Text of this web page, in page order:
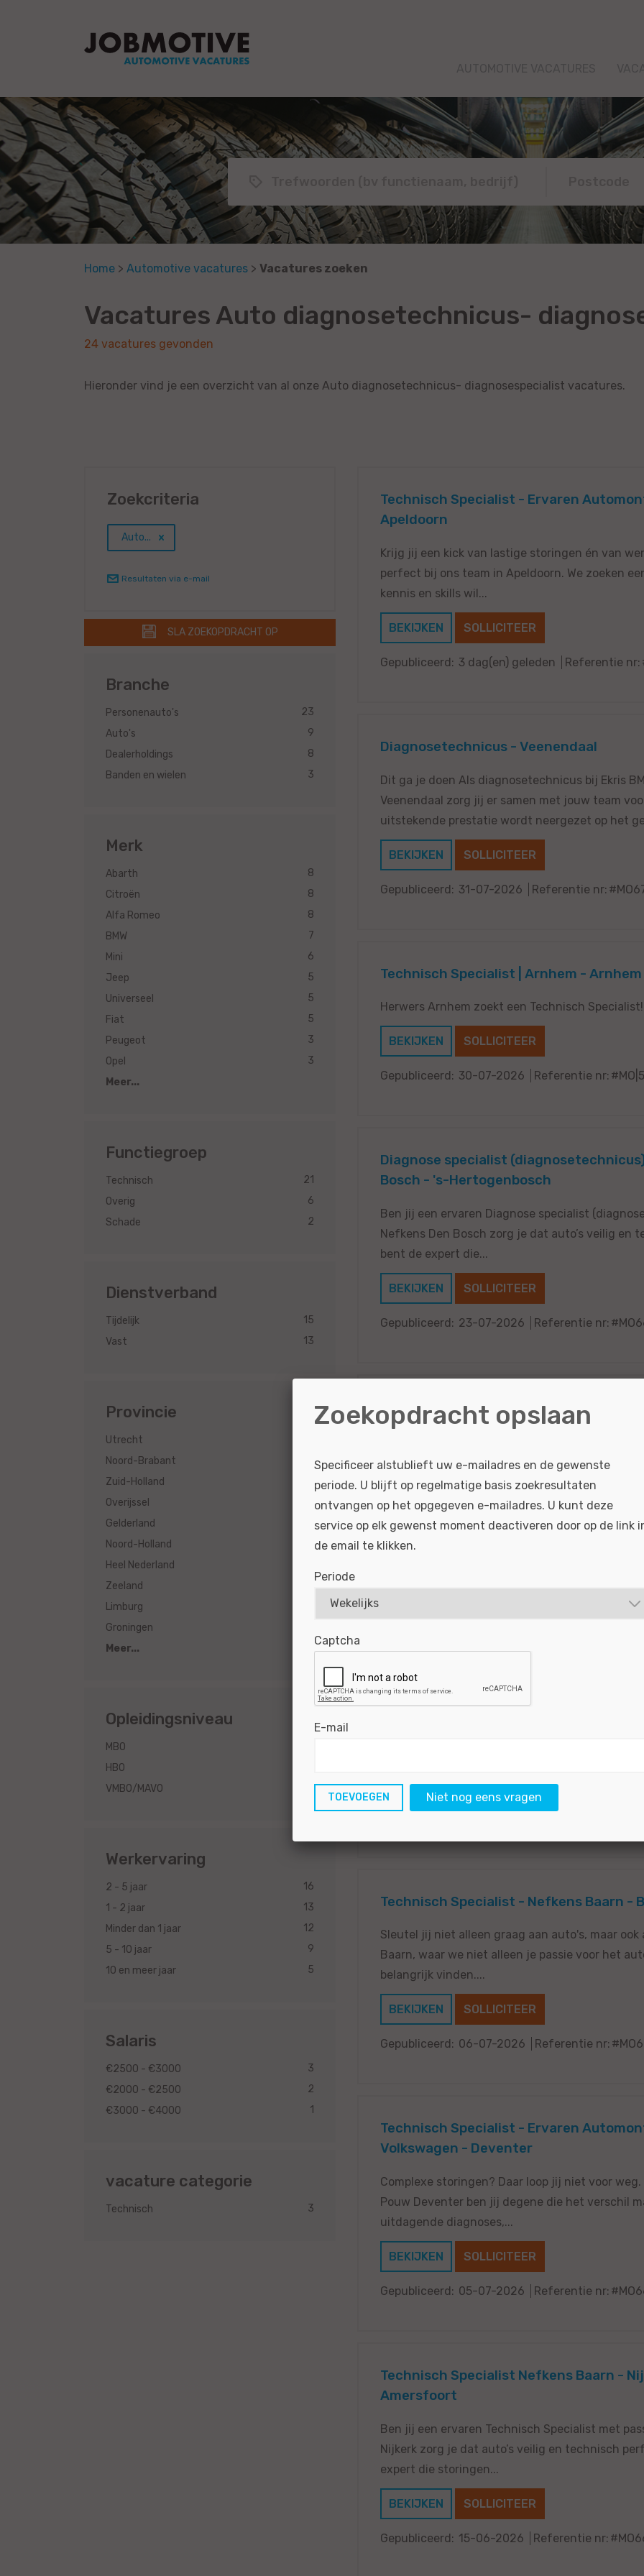
Home > Automotive vacatures > Vacatures zoeken
Vacatures Auto diagnosetechnicus-
24 vacatures gevonden
Hieronder vind je een overzicht van al onze Auto diagnosetechnicus- diagnosespecialist vacatures.
Technisch Specialist - Ervaren
Apeldoorn
Krijg jij een kick van lastige storingen én van
perfect bij ons team in Apeldoorn. We zoeken
kennis en skills wil...
BEKIJKEN SOLLICITEER
Gepubliceerd: 3 dag(en) geleden Referentie nr:
Diagnosetechnicus - Veenendaal
Dit ga je doen Als diagnosetechnicus bij Ekris
Veenendaal zorg jij er samen met jouw team
uitstekende prestatie wordt neergezet op het
BEKIJKEN SOLLICITEER
Gepubliceerd: 31-07-2026 Referentie nr:
Technisch Specialist | Arnhem - Arnhem
Herwers Arnhem zoekt een Technisch Specialist!
BEKIJKEN SOLLICITEER
Gepubliceerd: 30-07-2026 Referentie nr:
Diagnose specialist
Bosch - 's-Hertogenbosch
Ben jij een ervaren Diagnose specialist
Nefkens Den Bosch zorg je dat auto’s veilig
bent de expert die...
BEKIJKEN SOLLICITEER
Gepubliceerd: 23-07-2026 Referentie nr:
Technisch Specialist - Ervaren
Zwolle
Van een Audi A3 tot de volledig elektrische
techniek die blijft vernieuwen. Als Technisch
vraagbaak in de...
BEKIJKEN
Technisch Specialist - Ervaren
Deventer
Krijg jij een kick van lastige storingen én van
perfect bij ons team in Deventer. We zoeken
BEKIJKEN SOLLICITEER
Technisch Specialist - Nefkens Baarn -
Sleutel jij niet alleen graag aan auto's, maar
Baarn, waar we niet alleen je passie voor het
belangrijk vinden....
BEKIJKEN SOLLICITEER
Gepubliceerd: 06-07-2026 Referentie nr:
Technisch Specialist - Ervaren
Volkswagen - Deventer
Complexe storingen? Daar loop jij niet voor
Pouw Deventer ben jij degene die het verschil
uitdagende diagnoses,...
BEKIJKEN SOLLICITEER
Gepubliceerd: 05-07-2026 Referentie nr:
Technisch Specialist Nefkens Baarn -
Amersfoort
Ben jij een ervaren Technisch Specialist met
Nijkerk zorg je dat auto’s veilig en technisch
expert die storingen...
BEKIJKEN SOLLICITEER
Gepubliceerd: 15-06-2026 Referentie nr:
Zoekcriteria
Auto...
Resultaten via e-mail
SLA ZOEKOPDRACHT OP
Branche
Personenauto's
23
Auto's
9
Dealerholdings
8
Banden en wielen
3
Merk
Abarth
8
Citroën
8
Alfa Romeo
8
BMW
7
Mini
6
Jeep
5
Universeel
5
Fiat
5
Peugeot
3
Opel
3
Meer...
Functiegroep
Technisch
21
Overig
6
Schade
2
Dienstverband
Tijdelijk
15
Vast
13
Provincie
Utrecht
Noord-Brabant
Zuid-Holland
Overijssel
Gelderland
Noord-Holland
Heel Nederland
Zeeland
Limburg
Groningen
Meer...
Opleidingsniveau
MBO
HBO
VMBO/MAVO
Werkervaring
2 - 5 jaar
16
1 - 2 jaar
13
Minder dan 1 jaar
12
5 - 10 jaar
9
10 en meer jaar
5
Salaris
€2500 - €3000
3
€2000 - €2500
2
€3000 - €4000
1
vacature categorie
Technisch 3
Zoekopdracht opslaan
Specificeer alstublieft uw e-mailadres en de gewenste
periode. U blijft op regelmatige basis zoekresultaten
ontvangen op het opgegeven e-mailadres. U kunt deze
service op elk gewenst moment deactiveren door op de link
de email te klikken.
Periode
Captcha
E-mail
Niet nog eens vragen